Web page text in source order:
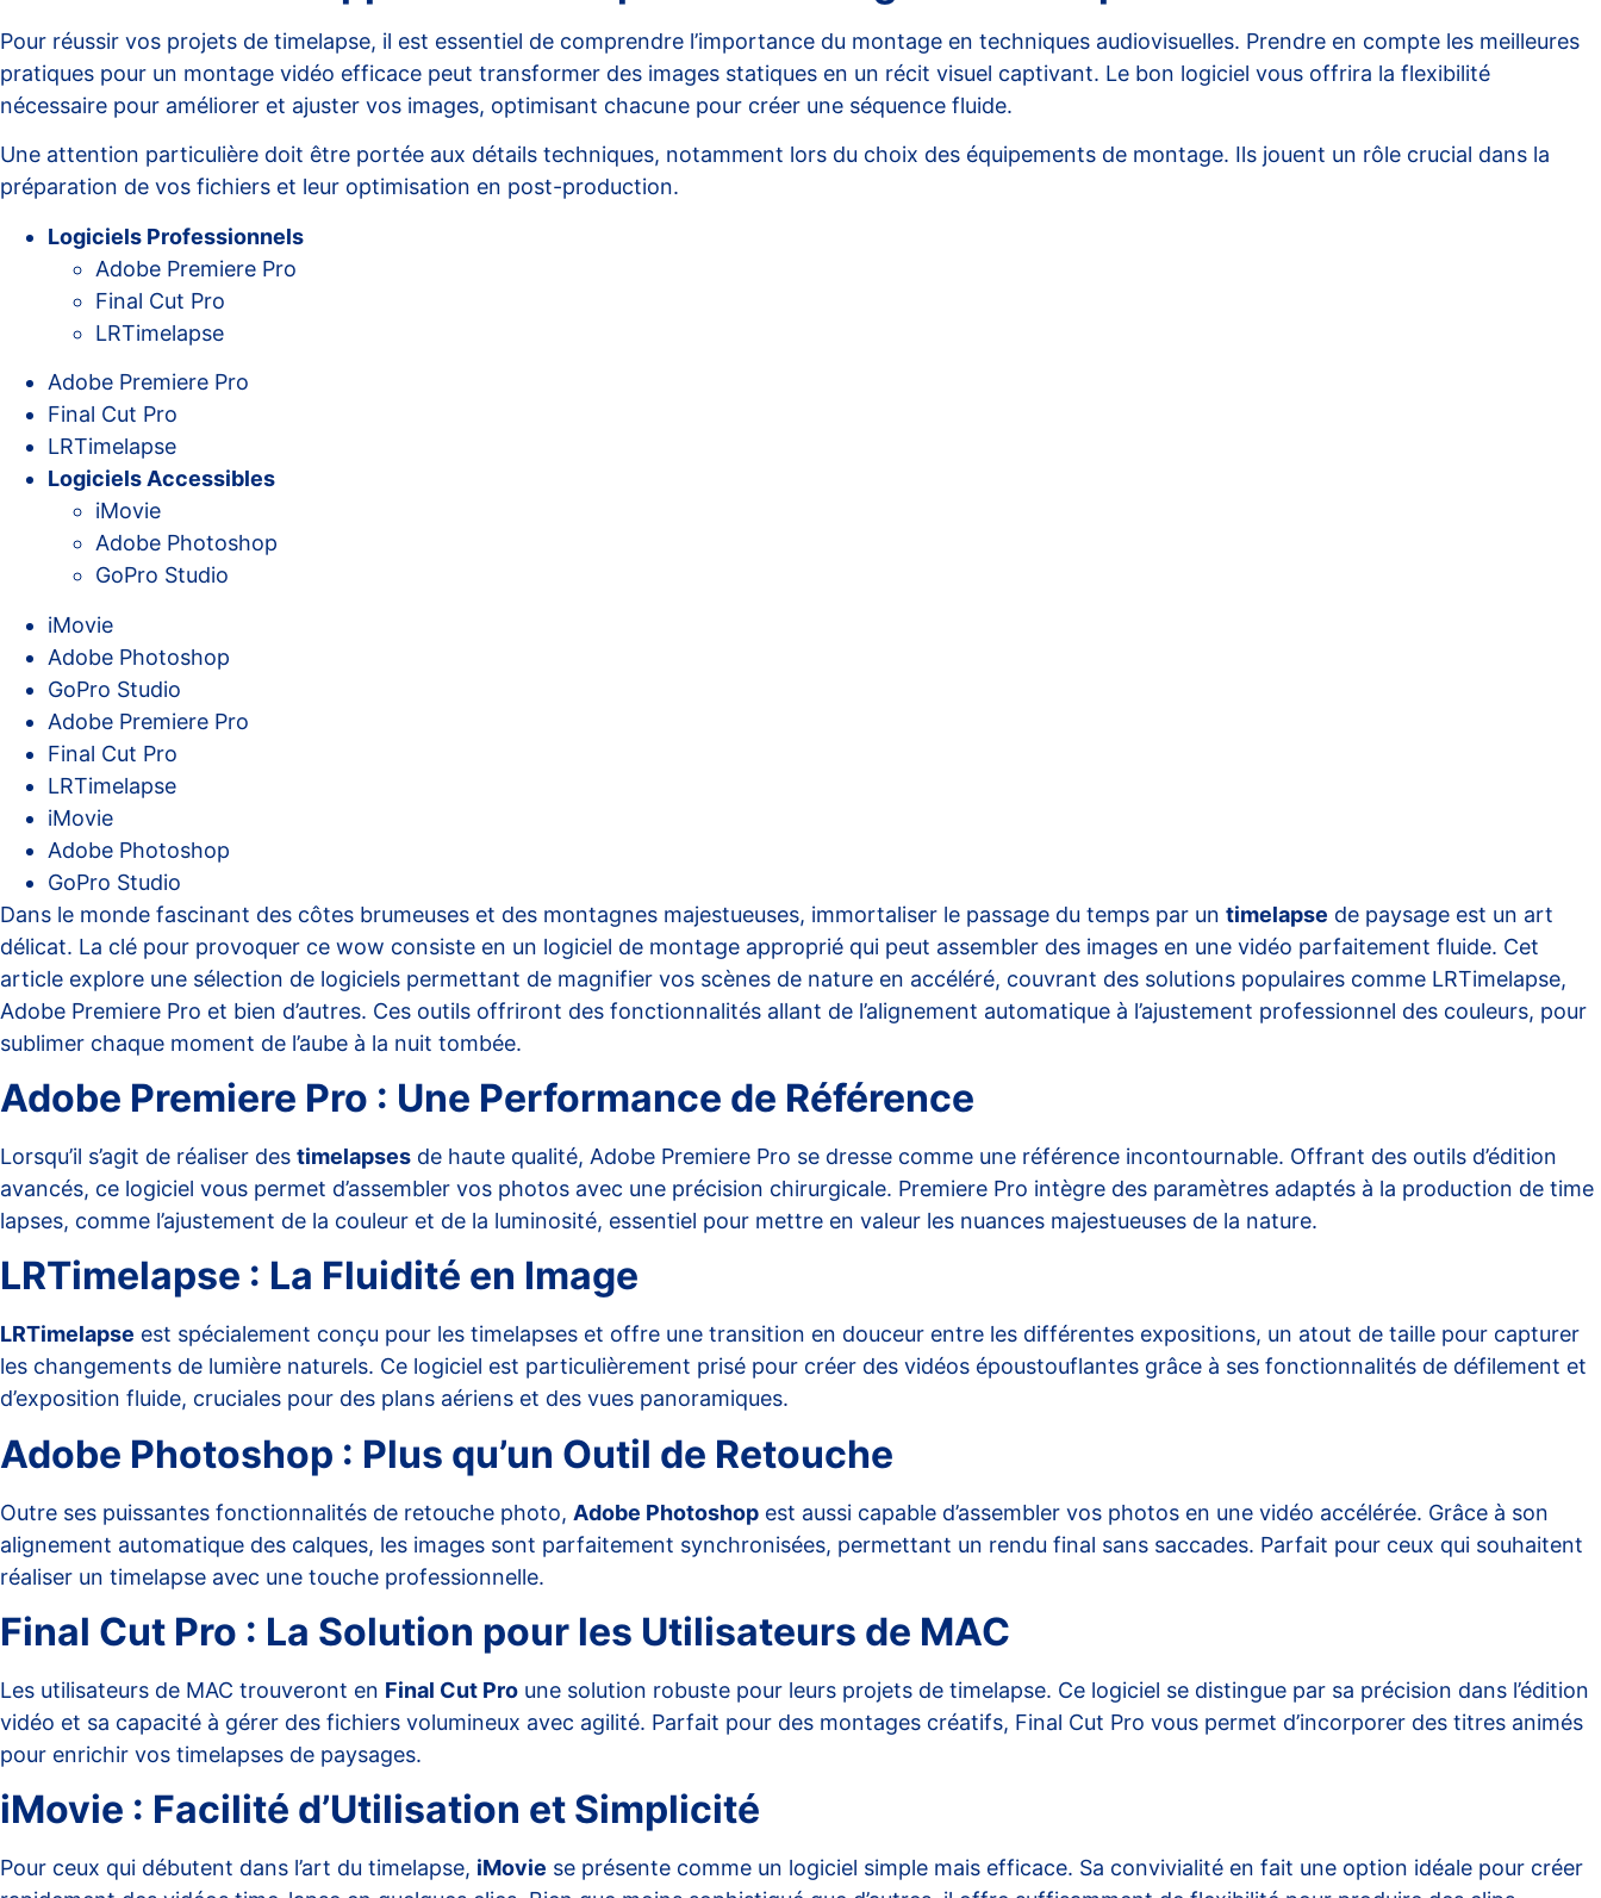
Pour réussir vos projets de timelapse, il est essentiel de comprendre l’importance du montage en techniques audiovisuelles. Prendre en compte les meilleures
pratiques pour un montage vidéo efficace peut transformer des images statiques en un récit visuel captivant. Le bon logiciel vous offrira la flexibilité
nécessaire pour améliorer et ajuster vos images, optimisant chacune pour créer une séquence fluide.
Une attention particulière doit être portée aux détails techniques, notamment lors du choix des équipements de montage. Ils jouent un rôle crucial dans la
préparation de vos fichiers et leur optimisation en post-production.
Logiciels Professionnels
Adobe Premiere Pro
Final Cut Pro
LRTimelapse
Adobe Premiere Pro
Final Cut Pro
LRTimelapse
Logiciels Accessibles
iMovie
Adobe Photoshop
GoPro Studio
iMovie
Adobe Photoshop
GoPro Studio
Adobe Premiere Pro
Final Cut Pro
LRTimelapse
iMovie
Adobe Photoshop
GoPro Studio
Dans le monde fascinant des côtes brumeuses et des montagnes majestueuses, immortaliser le passage du temps par un timelapse de paysage est un art
délicat. La clé pour provoquer ce wow consiste en un logiciel de montage approprié qui peut assembler des images en une vidéo parfaitement fluide. Cet
article explore une sélection de logiciels permettant de magnifier vos scènes de nature en accéléré, couvrant des solutions populaires comme LRTimelapse,
Adobe Premiere Pro et bien d’autres. Ces outils offriront des fonctionnalités allant de l’alignement automatique à l’ajustement professionnel des couleurs, pour
sublimer chaque moment de l’aube à la nuit tombée.
Adobe Premiere Pro : Une Performance de Référence
Lorsqu’il s’agit de réaliser des timelapses de haute qualité, Adobe Premiere Pro se dresse comme une référence incontournable. Offrant des outils d’édition
avancés, ce logiciel vous permet d’assembler vos photos avec une précision chirurgicale. Premiere Pro intègre des paramètres adaptés à la production de time
lapses, comme l’ajustement de la couleur et de la luminosité, essentiel pour mettre en valeur les nuances majestueuses de la nature.
LRTimelapse : La Fluidité en Image
LRTimelapse est spécialement conçu pour les timelapses et offre une transition en douceur entre les différentes expositions, un atout de taille pour capturer
les changements de lumière naturels. Ce logiciel est particulièrement prisé pour créer des vidéos époustouflantes grâce à ses fonctionnalités de défilement et
d’exposition fluide, cruciales pour des plans aériens et des vues panoramiques.
Adobe Photoshop : Plus qu’un Outil de Retouche
Outre ses puissantes fonctionnalités de retouche photo, Adobe Photoshop est aussi capable d’assembler vos photos en une vidéo accélérée. Grâce à son
alignement automatique des calques, les images sont parfaitement synchronisées, permettant un rendu final sans saccades. Parfait pour ceux qui souhaitent
réaliser un timelapse avec une touche professionnelle.
Final Cut Pro : La Solution pour les Utilisateurs de MAC
Les utilisateurs de MAC trouveront en Final Cut Pro une solution robuste pour leurs projets de timelapse. Ce logiciel se distingue par sa précision dans l’édition
vidéo et sa capacité à gérer des fichiers volumineux avec agilité. Parfait pour des montages créatifs, Final Cut Pro vous permet d’incorporer des titres animés
pour enrichir vos timelapses de paysages.
iMovie : Facilité d’Utilisation et Simplicité
Pour ceux qui débutent dans l’art du timelapse, iMovie se présente comme un logiciel simple mais efficace. Sa convivialité en fait une option idéale pour créer